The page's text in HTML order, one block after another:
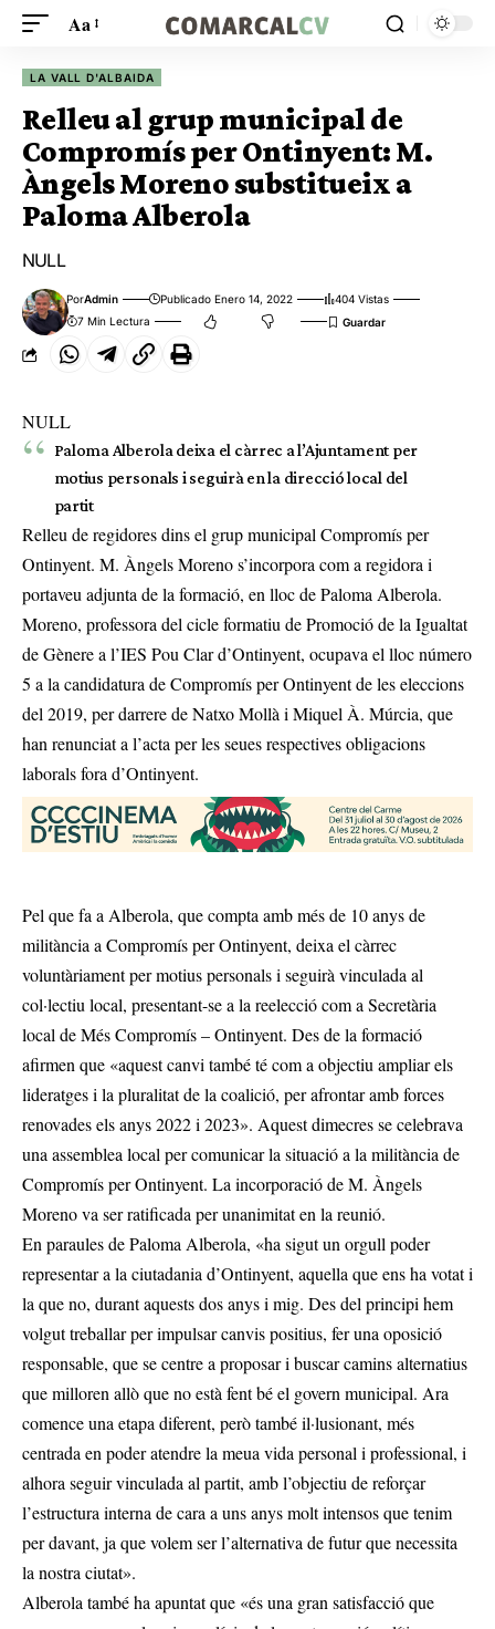
Aa
LA VALL D'ALBAIDA
Relleu al grup municipal de
Compromís per Ontinyent: M.
Àngels Moreno substitueix a
Paloma Alberola
NULL
PorAdmin Publicado Enero 14, 2022
404 Vistas
7 Min Lectura
NULL
Paloma Alberola deixa el càrrec a l’Ajuntament per
motius personals i seguirà en la direcció local del
partit
Relleu de regidores dins el grup municipal Compromís per
Ontinyent. M. Àngels Moreno s’incorpora com a regidora i
portaveu adjunta de la formació, en lloc de Paloma Alberola.
Moreno, professora del cicle formatiu de Promoció de la Igualtat
de Gènere a l’IES Pou Clar d’Ontinyent, ocupava el lloc número
5 a la candidatura de Compromís per Ontinyent de les eleccions
del 2019, per darrere de Natxo Mollà i Miquel À. Múrcia, que
han renunciat a l’acta per les seues respectives obligacions
laborals fora d’Ontinyent.
Pel que fa a Alberola, que compta amb més de 10 anys de
militància a Compromís per Ontinyent, deixa el càrrec
voluntàriament per motius personals i seguirà vinculada al
col·lectiu local, presentant-se a la reelecció com a Secretària
local de Més Compromís – Ontinyent. Des de la formació
afirmen que «aquest canvi també té com a objectiu ampliar els
lideratges i la pluralitat de la coalició, per afrontar amb forces
renovades els anys 2022 i 2023». Aquest dimecres se celebrava
una assemblea local per comunicar la situació a la militància de
Compromís per Ontinyent. La incorporació de M. Àngels
Moreno va ser ratificada per unanimitat en la reunió.
En paraules de Paloma Alberola, «ha sigut un orgull poder
representar a la ciutadania d’Ontinyent, aquella que ens ha votat i
la que no, durant aquests dos anys i mig. Des del principi hem
volgut treballar per impulsar canvis positius, fer una oposició
responsable, que se centre a proposar i buscar camins alternatius
que milloren allò que no està fent bé el govern municipal. Ara
comence una etapa diferent, però també il·lusionant, més
centrada en poder atendre la meua vida personal i professional, i
alhora seguir vinculada al partit, amb l’objectiu de reforçar
l’estructura interna de cara a uns anys molt intensos que tenim
per davant, ja que volem ser l’alternativa de futur que necessita
la nostra ciutat».
Alberola també ha apuntat que «és una gran satisfacció que